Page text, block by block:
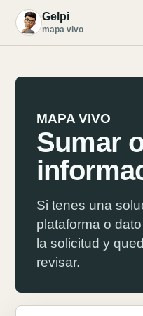
G Gelpi
mapa vivo
MAPA VIVO
Sumar
Si tenes una
plataforma o
la solicitud y
revisar.